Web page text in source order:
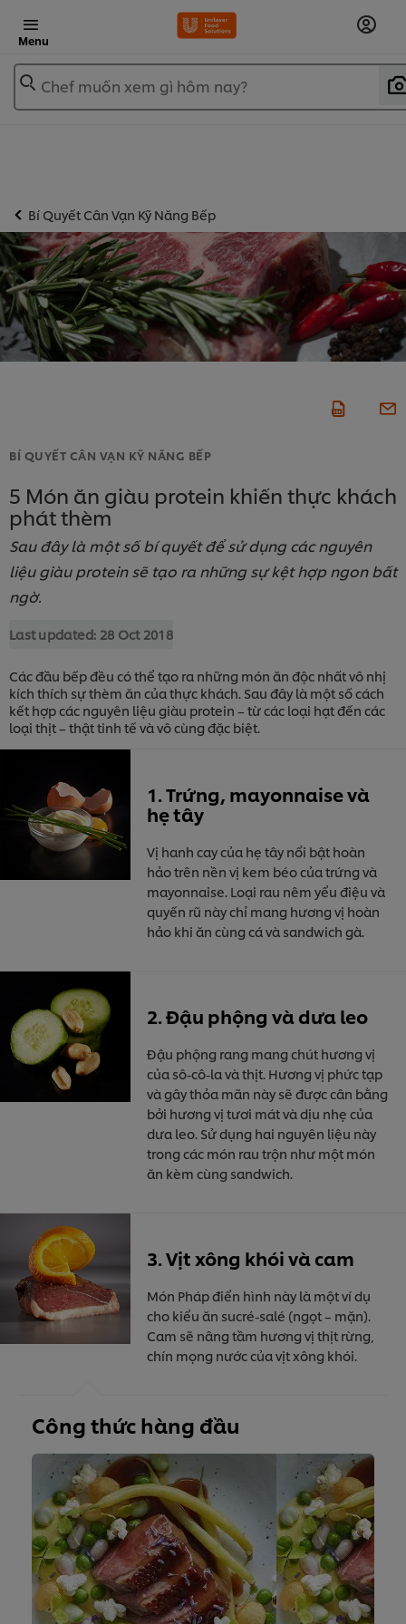
Menu
Chef muốn xem gì hôm nay?
Bí Quyết Cân Vạn Kỹ Năng Bếp
BÍ QUYẾT CÂN VẠN KỸ NĂNG BẾP
5 Món ăn giàu protein khiến thực khách
phát thèm
Sau đây là một số bí quyết để sử dụng các nguyên
liệu giàu protein sẽ tạo ra những sự kệt hợp ngon bất
ngờ.
Last updated: 28 Oct 2018
Các đầu bếp đều có thể tạo ra những món ăn độc nhất vô nhị
kích thích sự thèm ăn của thực khách. Sau đây là một số cách
kết hợp các nguyên liệu giàu protein – từ các loại hạt đến các
loại thịt – thật tinh tế và vô cùng đặc biệt.
1. Trứng, mayonnaise và
hẹ tây
Vị hanh cay của hẹ tây nổi bật hoàn
hảo trên nền vị kem béo của trứng và
mayonnaise. Loại rau nêm yểu điệu và
quyến rũ này chỉ mang hương vị hoàn
hảo khi ăn cùng cá và sandwich gà.
2. Đậu phộng và dưa leo
Đậu phộng rang mang chút hương vị
của sô-cô-la và thịt. Hương vị phức tạp
và gây thỏa mãn này sẽ được cân bằng
bởi hương vị tươi mát và dịu nhẹ của
dưa leo. Sử dụng hai nguyên liệu này
trong các món rau trộn như một món
ăn kèm cùng sandwich.
3. Vịt xông khói và cam
Món Pháp điển hình này là một ví dụ
cho kiểu ăn sucré-salé (ngọt – mặn).
Cam sẽ nâng tầm hương vị thịt rừng,
chín mọng nước của vịt xông khói.
Công thức hàng đầu